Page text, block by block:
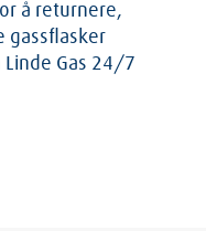
å returnere,
Gas 24/7